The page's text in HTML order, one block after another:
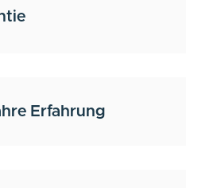
Erfahrung